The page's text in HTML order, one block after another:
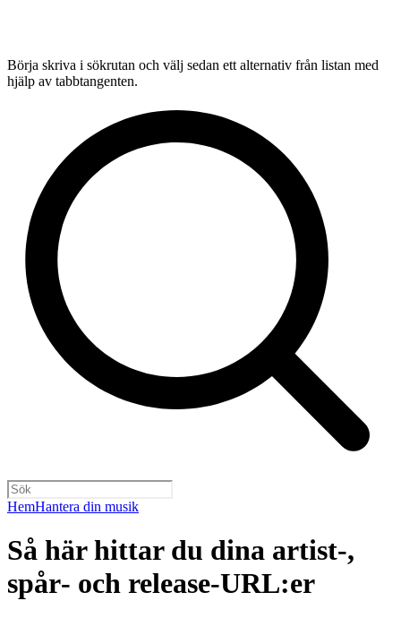
Börja skriva i sökrutan och välj sedan ett alternativ från listan med
hjälp av tabbtangenten.
HemHantera din musik
Så här hittar du dina artist‑,
spår‑ och release‑URL:er